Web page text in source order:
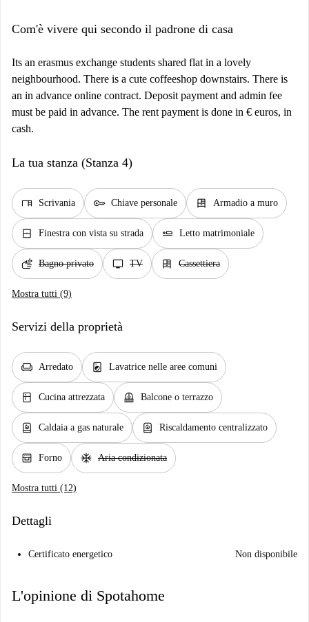
Com'è vivere qui secondo il padrone di casa
Its an erasmus exchange students shared flat in a lovely
neighbourhood. There is a cute coffeeshop downstairs. There is
an in advance online contract. Deposit payment and admin fee
must be paid in advance. The rent payment is done in € euros, in
cash.
La tua stanza (Stanza 4)
desk Scrivania key Chiave personale dresser Armadio a muro
window_closed Finestra con vista su strada airline_seat_flat Letto matrimoniale
soap Bagno privato tv TV dresser Cassettiera
Mostra tutti (9)
Servizi della proprietà
chair Arredato local_laundry_service Lavatrice nelle aree comuni
kitchen Cucina attrezzata balcony Balcone o terrazzo
water_heater Caldaia a gas naturale water_heater Riscaldamento centralizzato
oven_gen Forno ac_unit Aria condizionata
Mostra tutti (12)
Dettagli
Certificato energetico Non disponibile
L'opinione di Spotahome